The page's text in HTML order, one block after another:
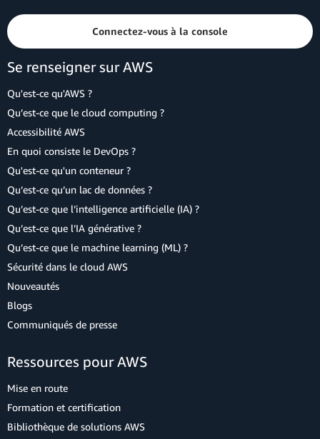
Connectez-vous à la console
Se renseigner sur AWS
Qu'est-ce qu'AWS ?
Qu’est-ce que le cloud computing ?
Accessibilité AWS
En quoi consiste le DevOps ?
Qu'est-ce qu'un conteneur ?
Qu’est-ce qu’un lac de données ?
Qu’est-ce que l’intelligence artificielle (IA) ?
Qu’est-ce que l’IA générative ?
Qu’est-ce que le machine learning (ML) ?
Sécurité dans le cloud AWS
Nouveautés
Blogs
Communiqués de presse
Ressources pour AWS
Mise en route
Formation et certification
Bibliothèque de solutions AWS